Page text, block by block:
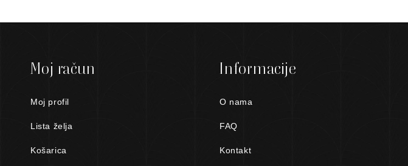
Moj račun
Moj profil
Lista želja
Košarica
Informacije
O nama
FAQ
Kontakt